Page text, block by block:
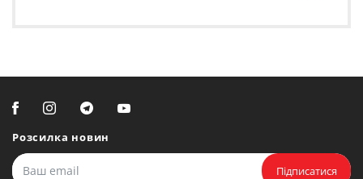
Розсилка новин
Підписатися